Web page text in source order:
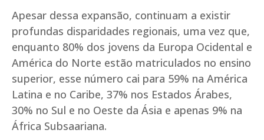
Apesar dessa expansão, continuam a existir
profundas disparidades regionais, uma vez que,
enquanto 80% dos jovens da Europa Ocidental e
América do Norte estão matriculados no ensino
superior, esse número cai para 59% na América
Latina e no Caribe, 37% nos Estados Árabes,
30% no Sul e no Oeste da Ásia e apenas 9% na
África Subsaariana.